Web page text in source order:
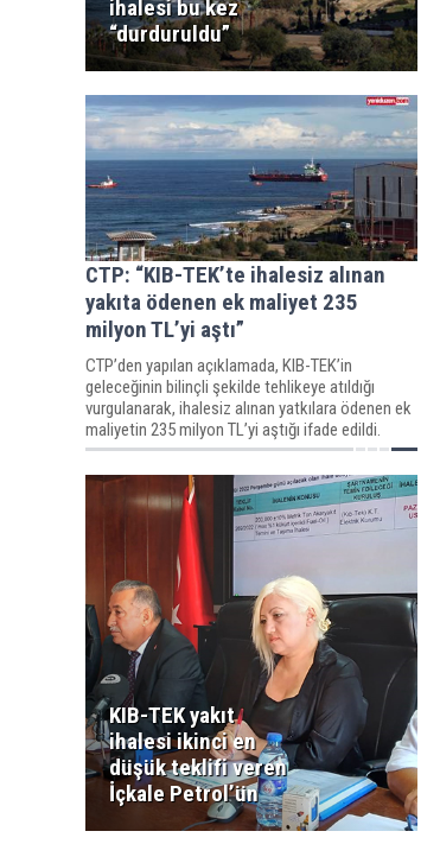
ihalesi bu kez
“durduruldu”
CTP: “KIB-TEK’te ihalesiz alınan
yakıta ödenen ek maliyet 235
milyon TL’yi aştı”
CTP’den yapılan açıklamada, KIB-TEK’in
geleceğinin bilinçli şekilde tehlikeye atıldığı
vurgulanarak, ihalesiz alınan yatkılara ödenen ek
maliyetin 235 milyon TL’yi aştığı ifade edildi.
KIB-TEK yakıt
ihalesi ikinci en
düşük teklifi veren
İçkale Petrol’ün